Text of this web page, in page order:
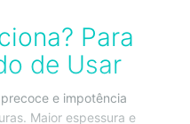
Para
de Usar
e impotência
Maior espessura e